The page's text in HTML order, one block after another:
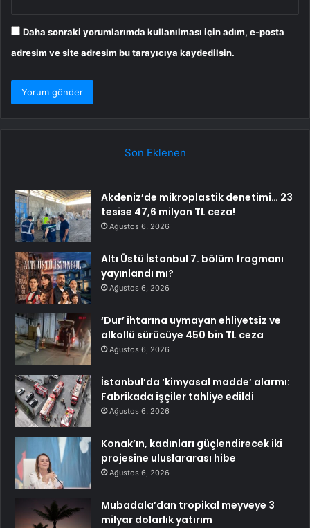
Daha sonraki yorumlarımda kullanılması için adım, e-posta
adresim ve site adresim bu tarayıcıya kaydedilsin.
Son Eklenen
Akdeniz’de mikroplastik denetimi… 23
tesise 47,6 milyon TL ceza!
Ağustos 6, 2026
Altı Üstü İstanbul 7. bölüm fragmanı
yayınlandı mı?
Ağustos 6, 2026
‘Dur’ ihtarına uymayan ehliyetsiz ve
alkollü sürücüye 450 bin TL ceza
Ağustos 6, 2026
İstanbul’da ‘kimyasal madde’ alarmı:
Fabrikada işçiler tahliye edildi
Ağustos 6, 2026
Konak’ın, kadınları güçlendirecek iki
projesine uluslararası hibe
Ağustos 6, 2026
Mubadala’dan tropikal meyveye 3
milyar dolarlık yatırım